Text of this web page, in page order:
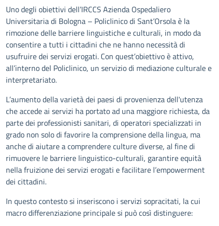
Uno degli obiettivi dell’IRCCS Azienda Ospedaliero
Universitaria di Bologna – Policlinico di Sant’Orsola è la
rimozione delle barriere linguistiche e culturali, in modo da
consentire a tutti i cittadini che ne hanno necessità di
usufruire dei servizi erogati. Con quest’obiettivo è attivo,
all’interno del Policlinico, un servizio di mediazione culturale e
interpretariato.
L’aumento della varietà dei paesi di provenienza dell'utenza
che accede ai servizi ha portato ad una maggiore richiesta, da
parte dei professionisti sanitari, di operatori specializzati in
grado non solo di favorire la comprensione della lingua, ma
anche di aiutare a comprendere culture diverse, al fine di
rimuovere le barriere linguistico-culturali, garantire equità
nella fruizione dei servizi erogati e facilitare l’empowerment
dei cittadini.
In questo contesto si inseriscono i servizi sopracitati, la cui
macro differenziazione principale si può così distinguere: